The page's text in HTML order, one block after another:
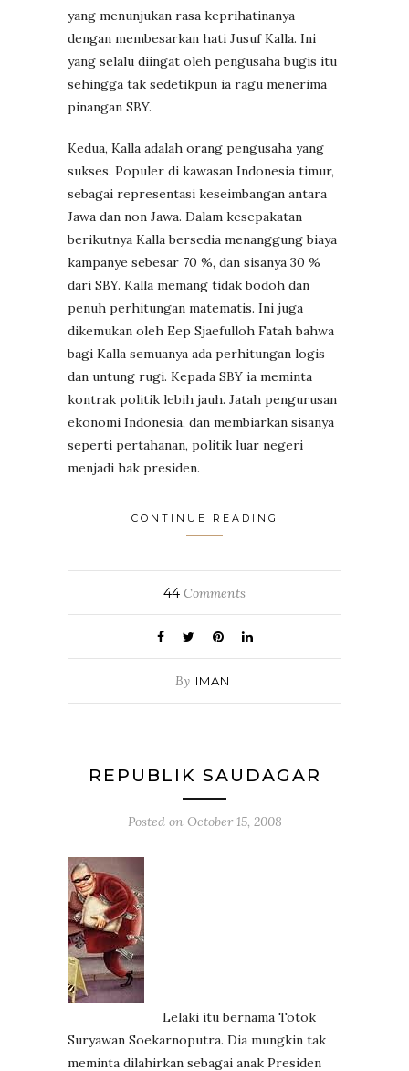
yang menunjukan rasa keprihatinanya
dengan membesarkan hati Jusuf Kalla. Ini
yang selalu diingat oleh pengusaha bugis itu
sehingga tak sedetikpun ia ragu menerima
pinangan SBY.
Kedua, Kalla adalah orang pengusaha yang
sukses. Populer di kawasan Indonesia timur,
sebagai representasi keseimbangan antara
Jawa dan non Jawa. Dalam kesepakatan
berikutnya Kalla bersedia menanggung biaya
kampanye sebesar 70 %, dan sisanya 30 %
dari SBY. Kalla memang tidak bodoh dan
penuh perhitungan matematis. Ini juga
dikemukan oleh Eep Sjaefulloh Fatah bahwa
bagi Kalla semuanya ada perhitungan logis
dan untung rugi. Kepada SBY ia meminta
kontrak politik lebih jauh. Jatah pengurusan
ekonomi Indonesia, dan membiarkan sisanya
seperti pertahanan, politik luar negeri
menjadi hak presiden.
CONTINUE READING
44 Comments
By IMAN
REPUBLIK SAUDAGAR
Posted on October 15, 2008
Lelaki itu bernama Totok
Suryawan Soekarnoputra. Dia mungkin tak
meminta dilahirkan sebagai anak Presiden